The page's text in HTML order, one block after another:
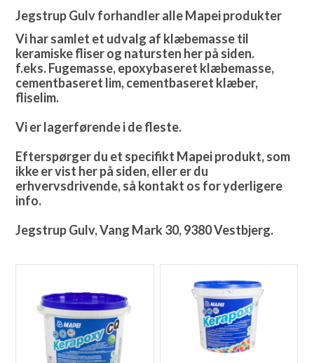
Jegstrup Gulv forhandler alle Mapei produkter
Vi har samlet et udvalg af klæbemasse til
keramiske fliser og natursten her på siden.
f.eks. Fugemasse, epoxybaseret klæbemasse,
cementbaseret lim, cementbaseret klæber,
fliselim.
Vi er lagerførende i de fleste.
Efterspørger du et specifikt Mapei produkt, som
ikke er vist her på siden, eller er du
erhvervsdrivende, så kontakt os for yderligere
info.
Jegstrup Gulv, Vang Mark 30, 9380 Vestbjerg.